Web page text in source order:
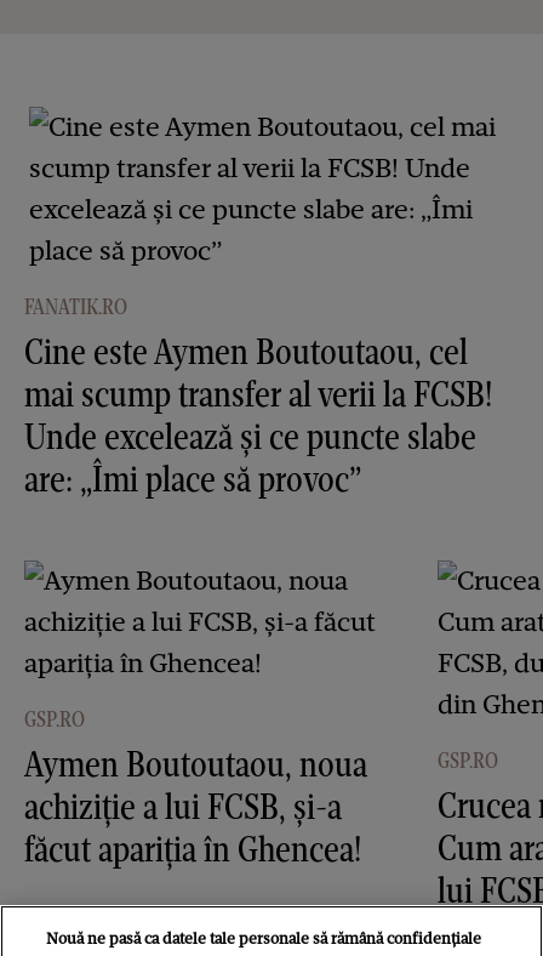
FANATIK.RO
Cine este Aymen Boutoutaou, cel
mai scump transfer al verii la FCSB!
Unde excelează și ce puncte slabe
are: „Îmi place să provoc”
GSP.RO
Aymen Boutoutaou, noua
achiziție a lui FCSB, și-a
făcut apariția în Ghencea!
GSP.RO
Crucea
Cum
lui
imagini
Nouă ne pasă ca datele tale personale să rămână confidențiale